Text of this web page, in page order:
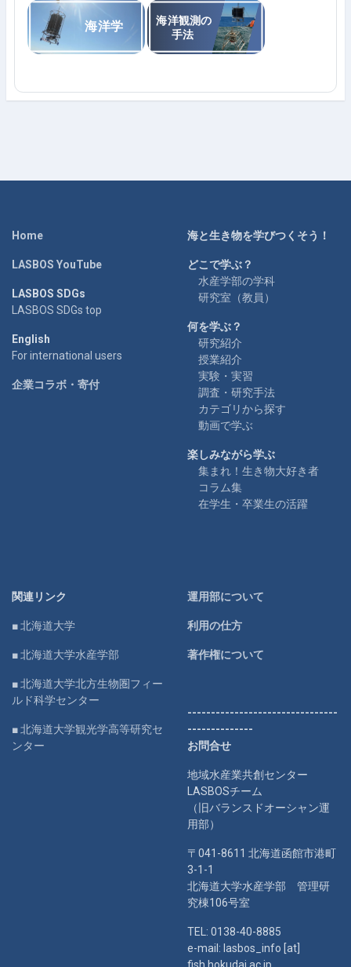
Home
LASBOS YouTube
LASBOS SDGs
LASBOS SDGs top
English
For international users
企業コラボ・寄付
海と生き物を学びつくそう！
どこで学ぶ？
水産学部の学科
研究室（教員）
何を学ぶ？
研究紹介
授業紹介
実験・実習
調査・研究手法
カテゴリから探す
動画で学ぶ
楽しみながら学ぶ
集まれ！生き物大好き者
コラム集
在学生・卒業生の活躍
関連リンク
■ 北海道大学
■ 北海道大学水産学部
■ 北海道大学北方生物圏フィー
ルド科学センター
■ 北海道大学観光学高等研究セ
ンター
運用部について
利用の仕方
著作権について
--------------------------------
--------------
お問合せ
地域水産業共創センター
LASBOSチーム
（旧バランスドオーシャン運
用部）
〒041-8611 北海道函館市港町
3-1-1
北海道大学水産学部 管理研
究棟106号室
TEL: 0138-40-8885
e-mail: lasbos_info [at]